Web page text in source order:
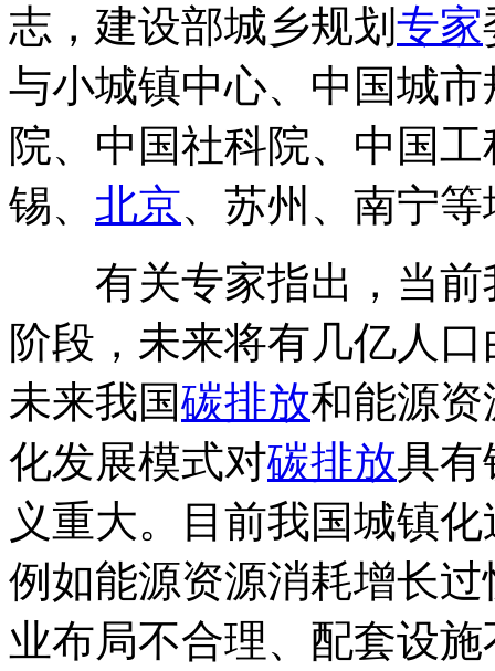
志，建设部城乡规划 专家
与小城镇中心、中国城
院、中国社科院、中国
锡、 北京、苏州、南宁
有关专家指出，当前
阶段，未来将有几亿人
未来我国碳排放和能源
化发展模式对碳排放具有
义重大。目前我国城镇
例如能源资源消耗增长
业布局不合理、配套设